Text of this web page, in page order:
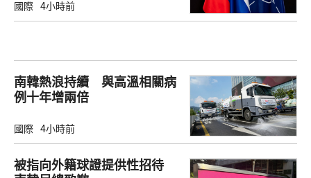
國際 4小時前
南韓熱浪持續 與高溫相關病
例十年增兩倍
國際 4小時前
被指向外籍球證提供性招待